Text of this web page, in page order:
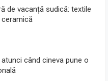
de vacanță sudică: textile
ceramică
când cineva pune o